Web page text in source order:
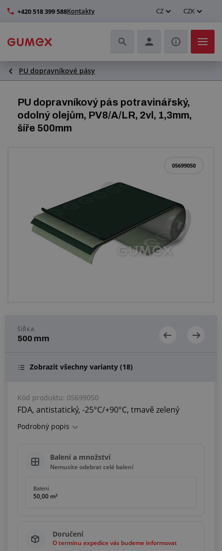
+420 518 399 588Kontakty CZ CZK
Hadice a jejich kompletace
Profily a výroba těsnění
Technické plasty
Další pryžové a plastové výrobky
Centrum poptávek
PU dopravníkové pásy
PU dopravníkový pás potravinářský,
odolný olejům, PV8/A/LR, 2vl, 1,3mm,
šíře 500mm
05699050
ŠÍŘKA
500 mm
Zobrazit všechny varianty (18)
Kód produktu: 05699050
FDA, antistatický, -25°C/+90°C, tmavě zelený
Podrobný popis
Balení a množství
Nemusíte odebrat celé balení
Balení
50,00 m²
Doručení
O termínu expedice vás budeme informovat